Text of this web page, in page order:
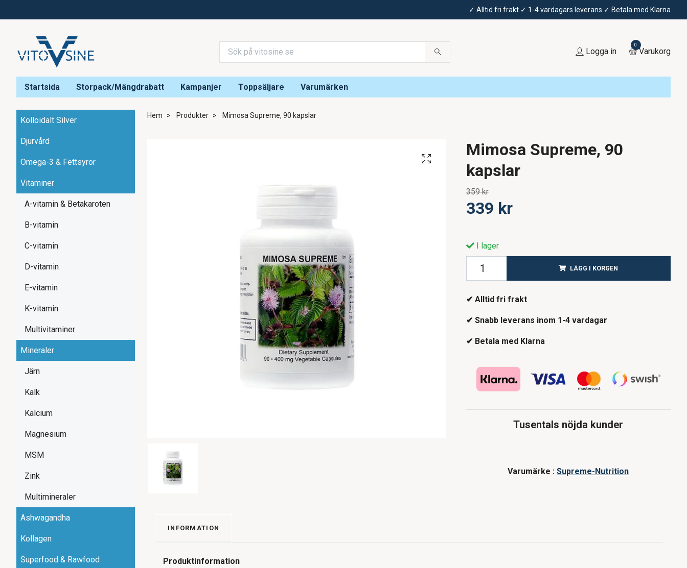
✓ Alltid fri frakt ✓ 1-4 vardagars leverans ✓ Betala med Klarna
Logga in
0
Varukorg
Startsida Storpack/Mängdrabatt Kampanjer Toppsäljare Varumärken
Kolloidalt Silver
Djurvård
Omega-3 & Fettsyror
Vitaminer
A-vitamin & Betakaroten
B-vitamin
C-vitamin
D-vitamin
E-vitamin
K-vitamin
Multivitaminer
Mineraler
Järn
Kalk
Kalcium
Magnesium
MSM
Zink
Multimineraler
Ashwagandha
Kollagen
Superfood & Rawfood
Hem Produkter Mimosa Supreme, 90 kapslar
Mimosa Supreme, 90
kapslar
359 kr
339 kr
I lager
LÄGG I KORGEN
✔ Alltid fri frakt
✔ Snabb leverans inom 1-4 vardagar
✔ Betala med Klarna
Tusentals nöjda kunder
Varumärke :Supreme-Nutrition
INFORMATION
Produktinformation